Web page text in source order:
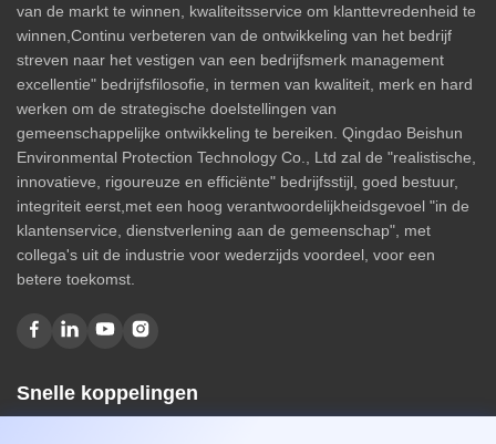
van de markt te winnen, kwaliteitsservice om klanttevredenheid te
winnen,Continu verbeteren van de ontwikkeling van het bedrijf
streven naar het vestigen van een bedrijfsmerk management
excellentie" bedrijfsfilosofie, in termen van kwaliteit, merk en hard
werken om de strategische doelstellingen van
gemeenschappelijke ontwikkeling te bereiken. Qingdao Beishun
Environmental Protection Technology Co., Ltd zal de "realistische,
innovatieve, rigoureuze en efficiënte" bedrijfsstijl, goed bestuur,
integriteit eerst,met een hoog verantwoordelijkheidsgevoel "in de
klantenservice, dienstverlening aan de gemeenschap", met
collega's uit de industrie voor wederzijds voordeel, voor een
betere toekomst.
Snelle koppelingen